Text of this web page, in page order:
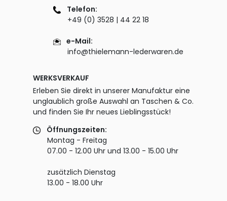
Telefon:
+49 (0) 3528 | 44 22 18
e-Mail:
info@thielemann-lederwaren.de
WERKSVERKAUF
Erleben Sie direkt in unserer Manufaktur eine
unglaublich große Auswahl an Taschen & Co.
und finden Sie Ihr neues Lieblingsstück!
Öffnungszeiten:
Montag - Freitag
07.00 - 12.00 Uhr und 13.00 - 15.00 Uhr
zusätzlich Dienstag
13.00 - 18.00 Uhr